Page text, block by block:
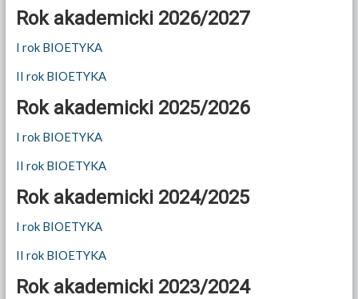
Rok akademicki 2026/2027
I rok BIOETYKA
II rok BIOETYKA
Rok akademicki 2025/2026
I rok BIOETYKA
II rok BIOETYKA
Rok akademicki 2024/2025
I rok BIOETYKA
II rok BIOETYKA
Rok akademicki 2023/2024